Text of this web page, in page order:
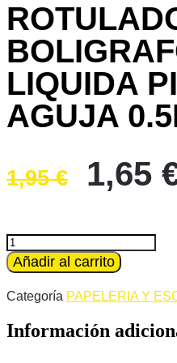
LIQUIDA
AGUJA
1,95€
El
precio
era:
1,95 €.
1,65
ROTULADOR
BOLIGRAFO
TINTA
PILOT
AGUJA
Añadir al carrito
Categoría PAPELERIA Y
Información